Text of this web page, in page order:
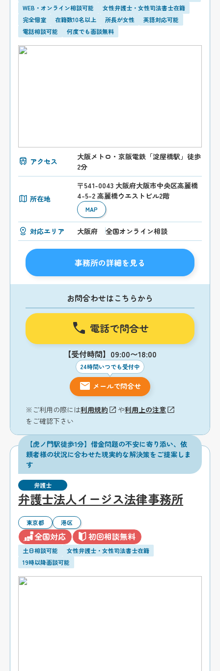
WEB・オンライン相談可能
女性弁護士・女性司法書士在籍
完全個室
在籍数10名以上 所長が女性
英語対応可能
電話相談可能
何度でも面談無料
アクセス
大阪メトロ・京阪電鉄「淀屋橋駅」徒歩
2分
所在地
〒541-0043 大阪府大阪市中央区高麗橋
4-5-2 高麗橋ウエストビル2階
MAP
対応エリア 大阪府 全国オンライン相談
事務所の詳細を見る
お問合わせはこちらから
電話で問合せ
【受付時間】09:00〜18:00
24時間いつでも受付中
メールで問合せ
※ご利用の際には利用規約 や利用上の注意
をご確認下さい
【虎ノ門駅徒歩1分】借金問題の不安に寄り添い、依
頼者様の状況に合わせた現実的な解決策をご提案しま
す
弁護士
弁護士法人イージス法律事務所
東京都 港区
全国対応 初回相談無料
土日相談可能
女性弁護士・女性司法書士在籍
19時以降面談可能